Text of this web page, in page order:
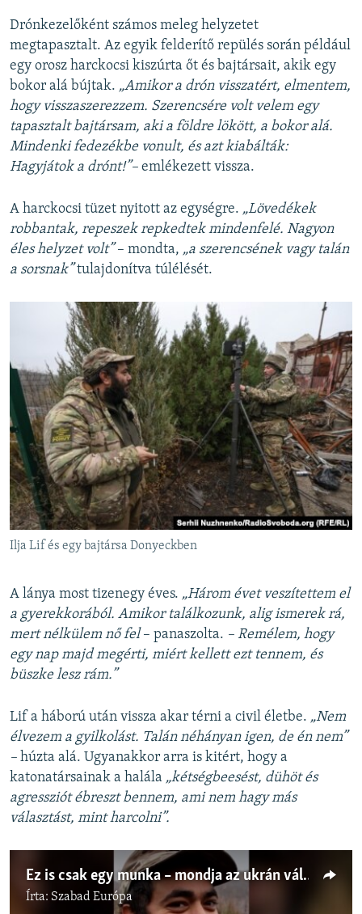
Drónkezelőként számos meleg helyzetet
megtapasztalt. Az egyik felderítő repülés során például
egy orosz harckocsi kiszúrta őt és bajtársait, akik egy
bokor alá bújtak. „Amikor a drón visszatért, elmentem,
hogy visszaszerezzem. Szerencsére volt velem egy
tapasztalt bajtársam, aki a földre lökött, a bokor alá.
Mindenki fedezékbe vonult, és azt kiabálták:
Hagyjátok a drónt!”– emlékezett vissza.
A harckocsi tüzet nyitott az egységre. „Lövedékek
robbantak, repeszek repkedtek mindenfelé. Nagyon
éles helyzet volt”– mondta, „a szerencsének vagy talán
a sorsnak”tulajdonítva túlélését.
Ilja Lif és egy bajtársa Donyeckben
A lánya most tizenegy éves. „Három évet veszítettem el
a gyerekkorából. Amikor találkozunk, alig ismerek rá,
mert nélkülem nő fel– panaszolta. – Remélem, hogy
egy nap majd megérti, miért kellett ezt tennem, és
büszke lesz rám.”
Lif a háború után vissza akar térni a civil életbe. „Nem
élvezem a gyilkolást. Talán néhányan igen, de én nem”
– húzta alá. Ugyanakkor arra is kitért, hogy a
katonatársainak a halála „kétségbeesést, dühöt és
agressziót ébreszt bennem, ami nem hagy más
választást, mint harcolni”.
Ez is csak egy munka – mondja az ukrán vállalkozóból lett katona
Írta: Szabad Európa